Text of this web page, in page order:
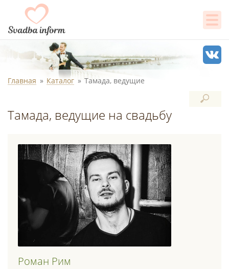
Главная Каталог Тамада, ведущие
Тамада, ведущие на свадьбу
Роман Рим